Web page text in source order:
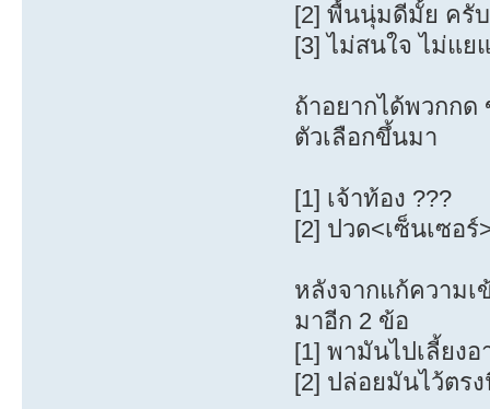
[2] พื้นนุ่มดีมั้ย ครับ
[3] ไม่สนใจ ไม่แย
ถ้าอยากได้พวกกด
ตัวเลือกขึ้นมา
[1] เจ้าท้อง ???
[2] ปวด<เซ็นเซอร์
หลังจากแก้ความเ
มาอีก 2 ข้อ
[1] พามันไปเลี้ยง
[2] ปล่อยมันไว้ตร